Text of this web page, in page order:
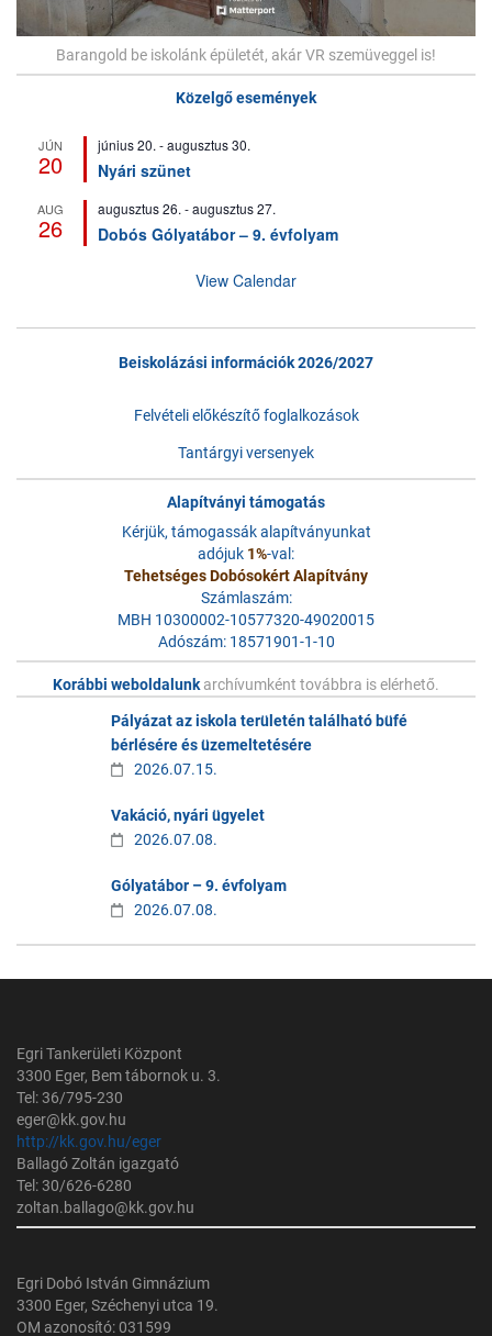
Barangold be iskolánk épületét, akár VR szemüveggel is!
Közelgő események
JÚN
20
június 20. -augusztus 30.
Nyári szünet
AUG
26
augusztus 26. -augusztus 27.
Dobós Gólyatábor – 9. évfolyam
View Calendar
Beiskolázási információk 2026/2027
Felvételi előkészítő foglalkozások
Tantárgyi versenyek
Alapítványi támogatás
Kérjük, támogassák alapítványunkat
adójuk 1%-val:
Tehetséges Dobósokért Alapítvány
Számlaszám:
MBH 10300002-10577320-49020015
Adószám: 18571901-1-10
Korábbi weboldalunk archívumként továbbra is elérhető.
Pályázat az iskola területén található büfé
bérlésére és üzemeltetésére
2026.07.15.
Vakáció, nyári ügyelet
2026.07.08.
Gólyatábor – 9. évfolyam
2026.07.08.
Egri Tankerületi Központ
3300 Eger, Bem tábornok u. 3.
Tel: 36/795-230
eger@kk.gov.hu
http://kk.gov.hu/eger
Ballagó Zoltán igazgató
Tel: 30/626-6280
zoltan.ballago@kk.gov.hu
Egri Dobó István Gimnázium
3300 Eger, Széchenyi utca 19.
OM azonosító: 031599